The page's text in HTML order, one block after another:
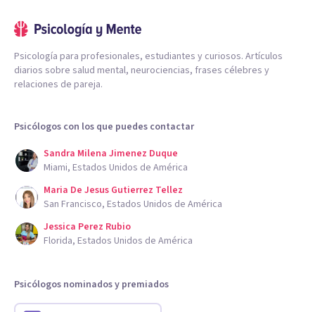
Psicología para profesionales, estudiantes y curiosos. Artículos
diarios sobre salud mental, neurociencias, frases célebres y
relaciones de pareja.
Psicólogos con los que puedes contactar
Sandra Milena Jimenez Duque
Miami, Estados Unidos de América
Maria De Jesus Gutierrez Tellez
San Francisco, Estados Unidos de América
Jessica Perez Rubio
Florida, Estados Unidos de América
Psicólogos nominados y premiados